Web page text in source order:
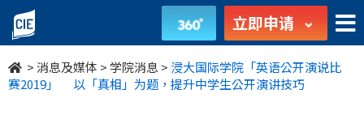
浸
大
国
立即申请
>消息及媒体 >学院消息 > 浸大国际学院「英语公开演说比
赛2019」 以「真相」为题，提升中学生公开演讲技巧